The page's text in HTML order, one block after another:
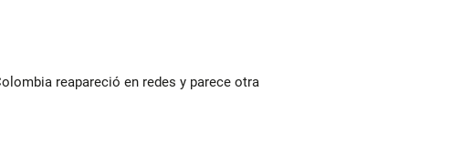
reapareció en redes y parece otra